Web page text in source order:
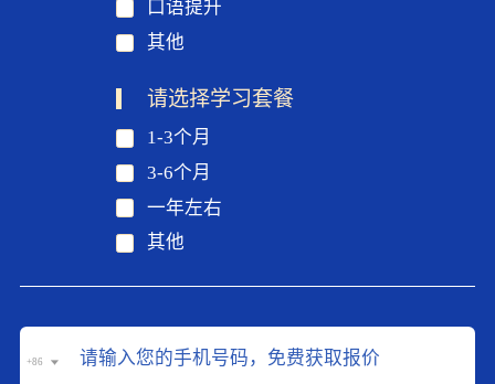
口语提升
其他
请选择学习套餐
1-3个月
3-6个月
一年左右
其他
+86